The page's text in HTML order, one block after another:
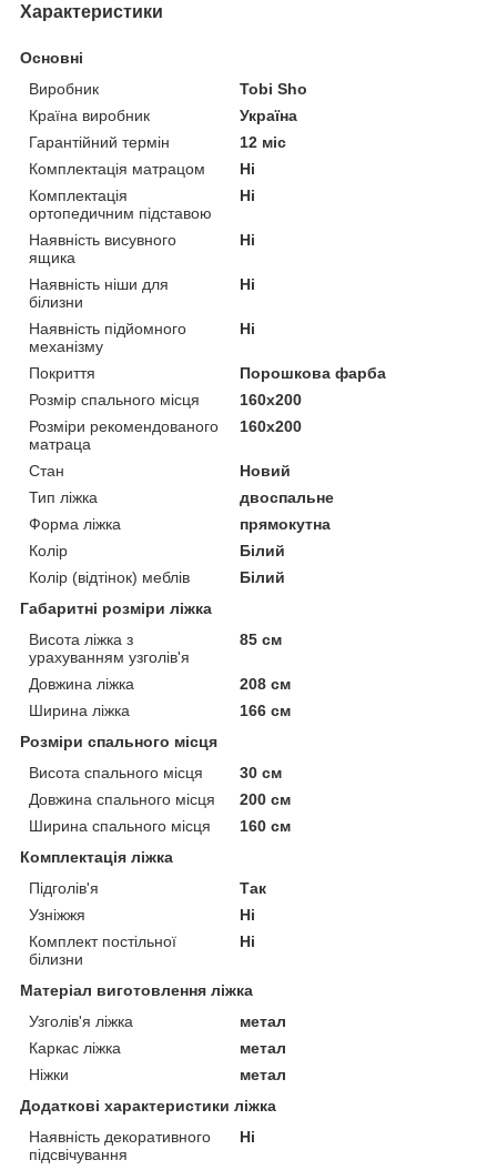
Характеристики
Основні
Виробник
Tobi Sho
Країна виробник
Україна
Гарантійний термін
12 міс
Комплектація матрацом
Ні
Комплектація
ортопедичним підставою
Ні
Наявність висувного
ящика
Ні
Наявність ніши для
білизни
Ні
Наявність підйомного
механізму
Ні
Покриття
Порошкова фарба
Розмір спального місця
160х200
Розміри рекомендованого
матраца
160х200
Стан
Новий
Тип ліжка
двоспальне
Форма ліжка
прямокутна
Колір
Білий
Колір (відтінок) меблів
Білий
Габаритні розміри ліжка
Висота ліжка з
урахуванням узголів'я
85 см
Довжина ліжка
208 см
Ширина ліжка
166 см
Розміри спального місця
Висота спального місця
30 см
Довжина спального місця
200 см
Ширина спального місця
160 см
Комплектація ліжка
Підголів'я
Так
Узніжжя
Ні
Комплект постільної
білизни
Ні
Матеріал виготовлення ліжка
Узголів'я ліжка
метал
Каркас ліжка
метал
Ніжки
метал
Додаткові характеристики ліжка
Наявність декоративного
підсвічування
Ні